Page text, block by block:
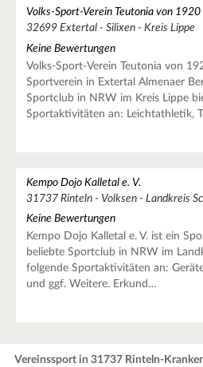
Volks-Sport-Verein Teutonia von 1920
32699 Extertal - Silixen - Kreis Lippe
Keine Bewertungen
Volks-Sport-Verein Teutonia von
Sportverein in Extertal Almenaer
Sportclub in NRW im Kreis Lippe
Sportaktivitäten an: Leichtathletik,
Kempo Dojo Kalletal e. V.
31737 Rinteln - Volksen - Landkreis
Keine Bewertungen
Kempo Dojo Kalletal e. V. ist ein
beliebte Sportclub in NRW im
folgende Sportaktivitäten an:
und ggf. Weitere. Erkund…
Vereinssport in 31737 Rinteln-